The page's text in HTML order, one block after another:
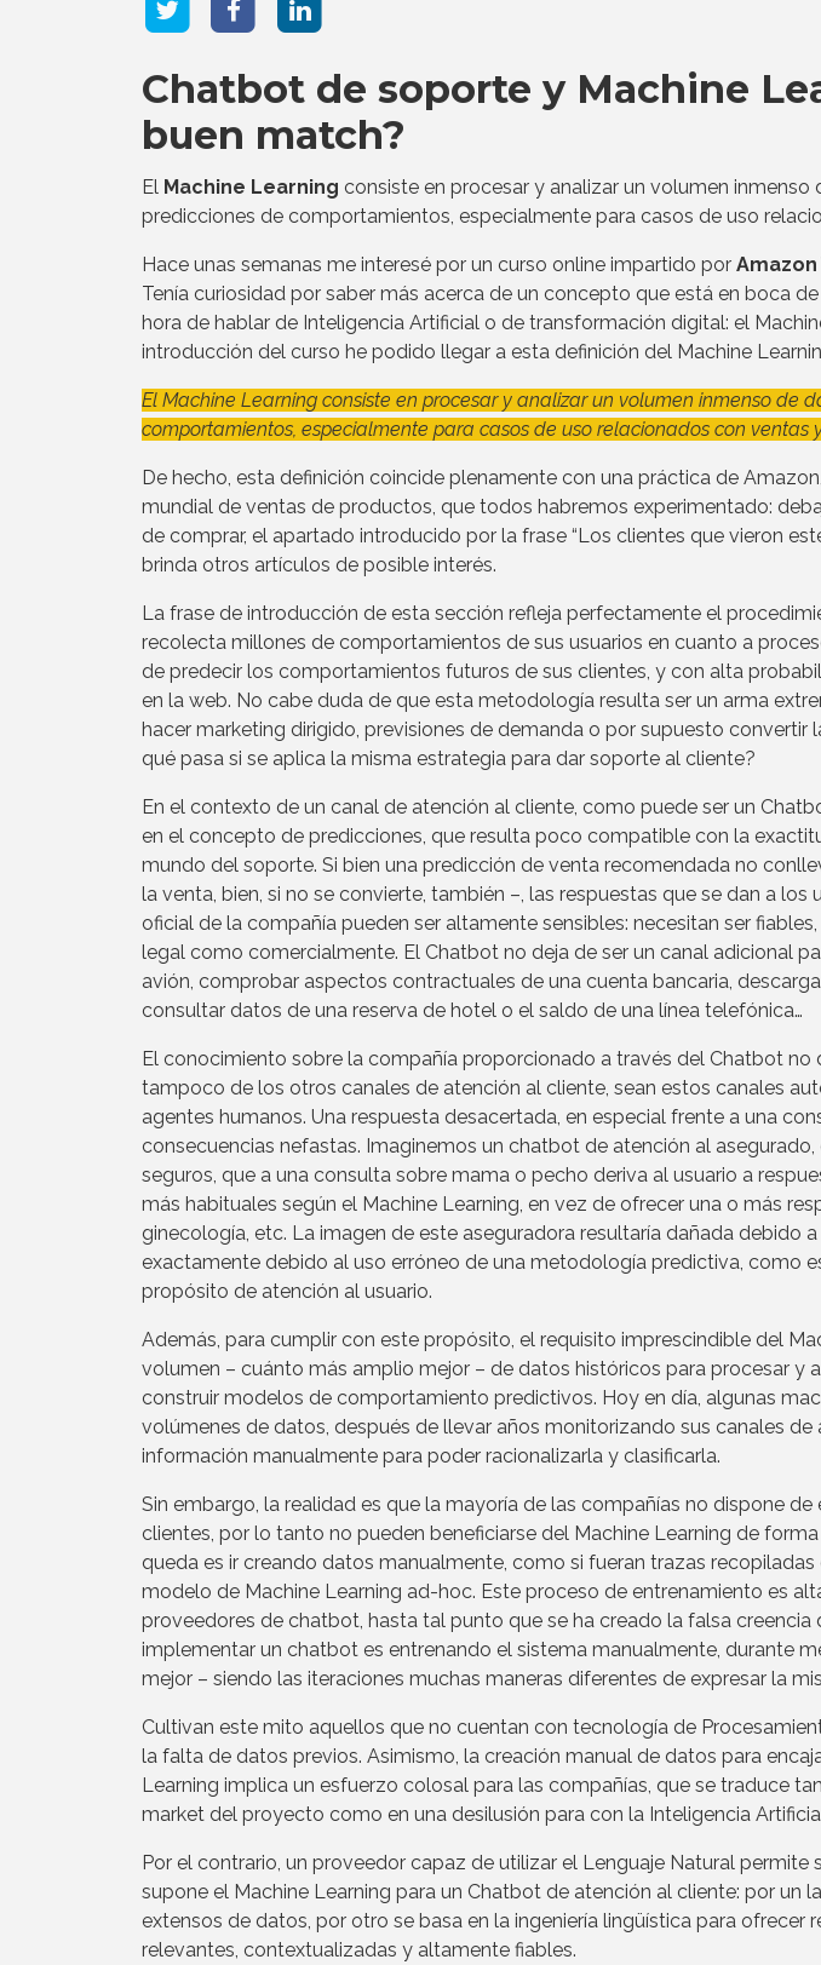
Chatbot de soporte y Machine
buen match?
El Machine Learning consiste en procesar y analizar un volumen inmenso
predicciones de comportamientos, especialmente para casos de uso
Hace unas semanas me interesé por un curso online impartido por
Tenía curiosidad por saber más acerca de un concepto que está en boca
hora de hablar de Inteligencia Artificial o de transformación digital: el
introducción del curso he podido llegar a esta definición del Machine
El Machine Learning consiste en procesar y analizar un volumen inmenso de
comportamientos, especialmente para casos de uso relacionados con ventas
De hecho, esta definición coincide plenamente con una práctica de
mundial de ventas de productos, que todos habremos experimentado:
de comprar, el apartado introducido por la frase “Los clientes que vieron
brinda otros artículos de posible interés.
La frase de introducción de esta sección refleja perfectamente el
recolecta millones de comportamientos de sus usuarios en cuanto a
de predecir los comportamientos futuros de sus clientes, y con alta
en la web. No cabe duda de que esta metodología resulta ser un arma
hacer marketing dirigido, previsiones de demanda o por supuesto convertir
qué pasa si se aplica la misma estrategia para dar soporte al cliente?
En el contexto de un canal de atención al cliente, como puede ser un
en el concepto de predicciones, que resulta poco compatible con la
mundo del soporte. Si bien una predicción de venta recomendada no
la venta, bien, si no se convierte, también –, las respuestas que se dan a
oficial de la compañía pueden ser altamente sensibles: necesitan ser
legal como comercialmente. El Chatbot no deja de ser un canal adicional
avión, comprobar aspectos contractuales de una cuenta bancaria,
consultar datos de una reserva de hotel o el saldo de una línea telefónica…
El conocimiento sobre la compañía proporcionado a través del Chatbot no
tampoco de los otros canales de atención al cliente, sean estos canales
agentes humanos. Una respuesta desacertada, en especial frente a una
consecuencias nefastas. Imaginemos un chatbot de atención al
seguros, que a una consulta sobre mama o pecho deriva al usuario a
más habituales según el Machine Learning, en vez de ofrecer una o más
ginecología, etc. La imagen de este aseguradora resultaría dañada debido
exactamente debido al uso erróneo de una metodología predictiva, como
propósito de atención al usuario.
Además, para cumplir con este propósito, el requisito imprescindible del
volumen – cuánto más amplio mejor – de datos históricos para procesar y
construir modelos de comportamiento predictivos. Hoy en día, algunas
volúmenes de datos, después de llevar años monitorizando sus canales
información manualmente para poder racionalizarla y clasificarla.
Sin embargo, la realidad es que la mayoría de las compañías no dispone
clientes, por lo tanto no pueden beneficiarse del Machine Learning de
queda es ir creando datos manualmente, como si fueran trazas recopiladas
modelo de Machine Learning ad-hoc. Este proceso de entrenamiento es
proveedores de chatbot, hasta tal punto que se ha creado la falsa creencia
implementar un chatbot es entrenando el sistema manualmente, durante
mejor – siendo las iteraciones muchas maneras diferentes de expresar la
Cultivan este mito aquellos que no cuentan con tecnología de
la falta de datos previos. Asimismo, la creación manual de datos para
Learning implica un esfuerzo colosal para las compañías, que se traduce
market del proyecto como en una desilusión para con la Inteligencia
Por el contrario, un proveedor capaz de utilizar el Lenguaje Natural
supone el Machine Learning para un Chatbot de atención al cliente: por un
extensos de datos, por otro se basa en la ingeniería lingüística para ofrecer
relevantes, contextualizadas y altamente fiables.